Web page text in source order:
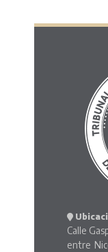
Calle
entre